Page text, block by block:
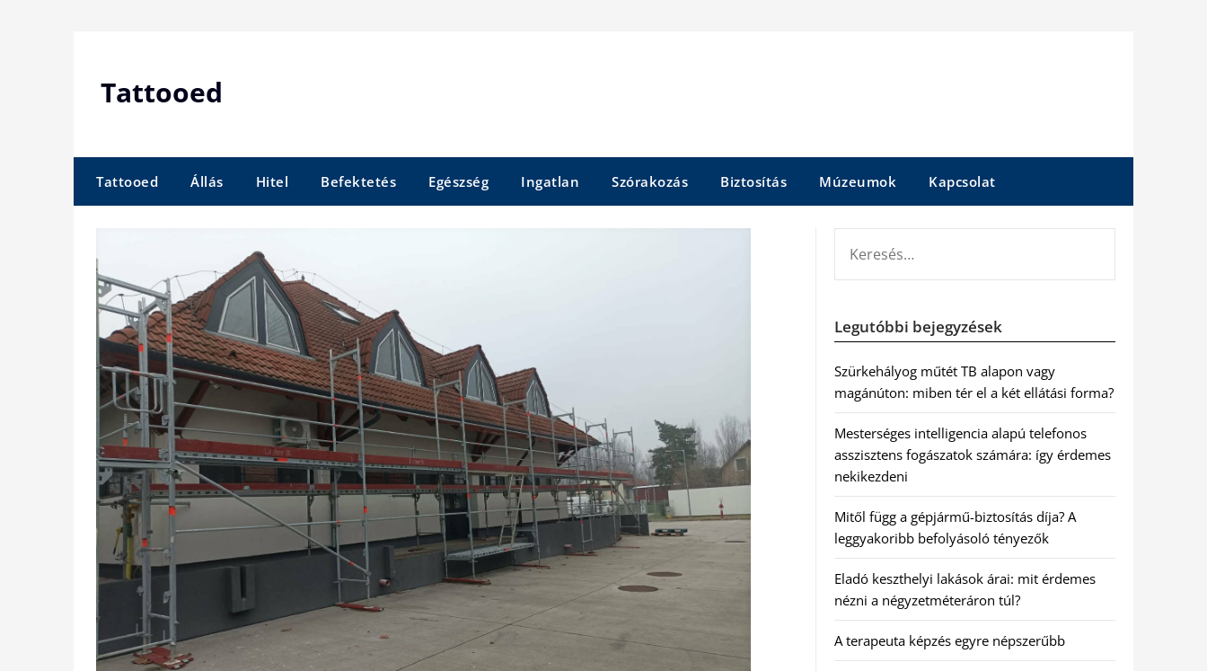
Tattooed
Tattooed Állás Hitel Befektetés Egészség Ingatlan Szórakozás Biztosítás Múzeumok Kapcsolat
Legutóbbi bejegyzések
Szürkehályog műtét TB alapon vagy
magánúton: miben tér el a két ellátási forma?
Mesterséges intelligencia alapú telefonos
asszisztens fogászatok számára: így érdemes
nekikezdeni
Mitől függ a gépjármű-biztosítás díja? A
leggyakoribb befolyásoló tényezők
Eladó keszthelyi lakások árai: mit érdemes
nézni a négyzetméteráron túl?
A terapeuta képzés egyre népszerűbb